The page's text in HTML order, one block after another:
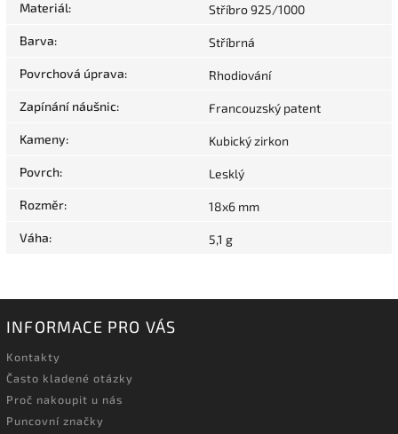
Materiál: Stříbro 925/1000
Barva: Stříbrná
Povrchová úprava: Rhodiování
Zapínání náušnic: Francouzský patent
Kameny: Kubický zirkon
Povrch: Lesklý
Rozměr: 18x6 mm
Váha: 5,1 g
INFORMACE PRO VÁS
Kontakty
Často kladené otázky
Proč nakoupit u nás
Puncovní značky